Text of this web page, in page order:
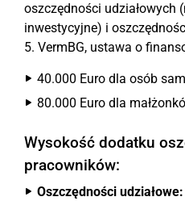
oszczędności udziałowych
inwestycyjne) i
5. VermBG, ustawa o
40.000 Euro dla osób
80.000 Euro dla
Wysokość dodatku
pracowników:
Oszczędności udziałowe: